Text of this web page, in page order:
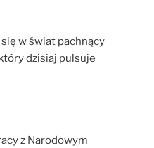
w świat pachnący
dzisiaj pulsuje
z Narodowym